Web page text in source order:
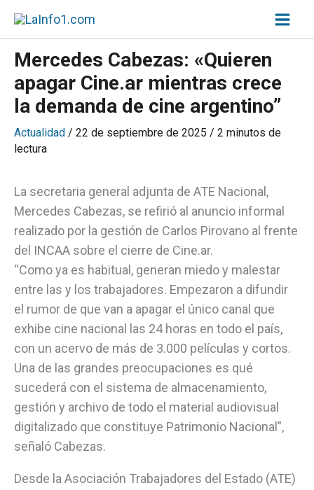
Mercedes Cabezas: «Quieren
apagar Cine.ar mientras crece
la demanda de cine argentino”
Actualidad / 22 de septiembre de 2025 / 2 minutos de
lectura
La secretaria general adjunta de ATE Nacional,
Mercedes Cabezas, se refirió al anuncio informal
realizado por la gestión de Carlos Pirovano al frente
del INCAA sobre el cierre de Cine.ar.
“Como ya es habitual, generan miedo y malestar
entre las y los trabajadores. Empezaron a difundir
el rumor de que van a apagar el único canal que
exhibe cine nacional las 24 horas en todo el país,
con un acervo de más de 3.000 películas y cortos.
Una de las grandes preocupaciones es qué
sucederá con el sistema de almacenamiento,
gestión y archivo de todo el material audiovisual
digitalizado que constituye Patrimonio Nacional”,
señaló Cabezas.
Desde la Asociación Trabajadores del Estado (ATE)